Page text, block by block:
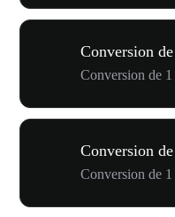
Conversion
Conversion de
Conversion
Conversion de